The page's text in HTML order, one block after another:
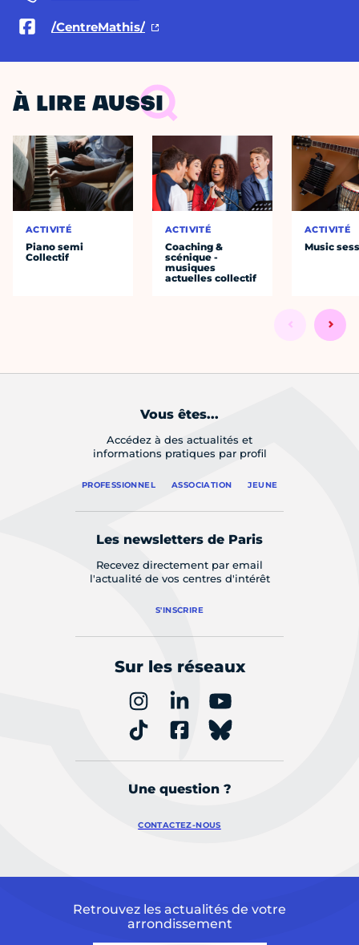
/CentreMathis/
À LIRE AUSSI
ACTIVITÉ
Piano semi
Collectif
ACTIVITÉ
Coaching &
scénique -
musiques
actuelles collectif
ACTIVITÉ
Music
Vous êtes...
Accédez à des actualités et
informations pratiques par profil
PROFESSIONNEL ASSOCIATION JEUNE
Les newsletters de Paris
Recevez directement par email
l'actualité de vos centres d'intérêt
S'INSCRIRE
Sur les réseaux
Une question ?
CONTACTEZ-NOUS
Retrouvez les actualités de votre
arrondissement